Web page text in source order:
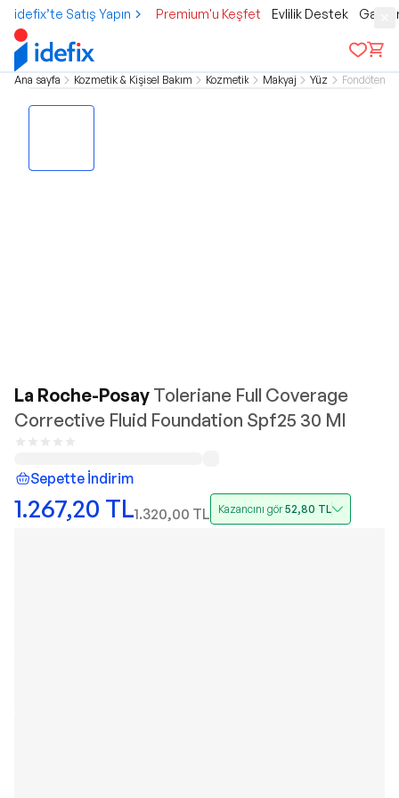
idefix’te Satış Yapın Premium'u Keşfet Evlilik Destek
Ana sayfa Kozmetik & Kişisel Bakım Kozmetik Makyaj Yüz Fondöten
La Roche-Posay Toleriane Full Coverage
Corrective Fluid Foundation Spf25 30 Ml
Sepette İndirim
1.267,20 TL1.320,00 TL Kazancını gör52,80 TL